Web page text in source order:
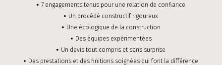
7 engagements tenus pour une relation de confiance
Un procédé constructif rigoureux
Une écologique de la construction
Des équipes expérimentées
Un devis tout compris et sans surprise
Des prestations et des finitions soignées qui font la différence